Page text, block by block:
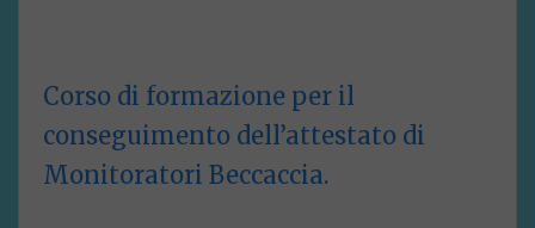
Corso di formazione per il
conseguimento dell’attestato di
Monitoratori Beccaccia.